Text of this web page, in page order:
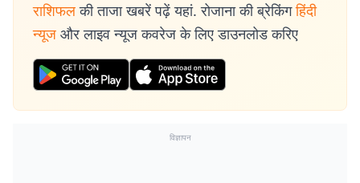
राशिफल की ताजा खबरें पढ़ें यहां. रोजाना की ब्रेकिंग हिंदी
न्यूज और लाइव न्यूज कवरेज के लिए डाउनलोड करिए
विज्ञापन